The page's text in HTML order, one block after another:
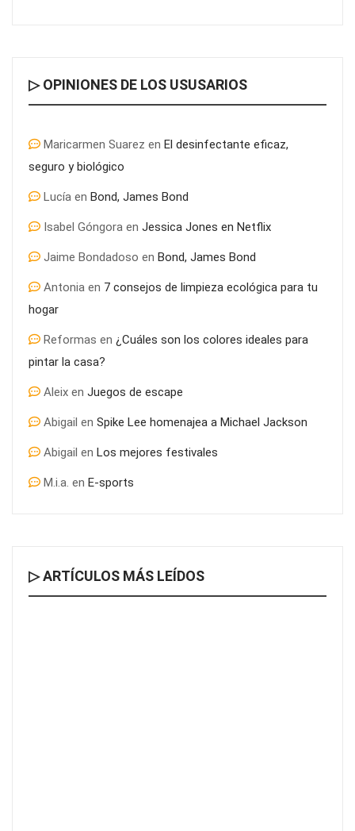
▷ OPINIONES DE LOS USUSARIOS
Maricarmen Suarez en El desinfectante eficaz,
seguro y biológico
Lucía en Bond, James Bond
Isabel Góngora en Jessica Jones en Netflix
Jaime Bondadoso en Bond, James Bond
Antonia en 7 consejos de limpieza ecológica para tu
hogar
Reformas en ¿Cuáles son los colores ideales para
pintar la casa?
Aleix en Juegos de escape
Abigail en Spike Lee homenajea a Michael Jackson
Abigail en Los mejores festivales
M.i.a. en E-sports
▷ ARTÍCULOS MÁS LEÍDOS